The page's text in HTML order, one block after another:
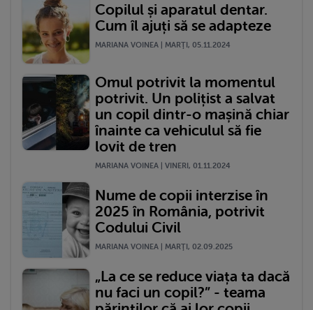
Copilul și aparatul dentar.
Cum îl ajuți să se adapteze
MARIANA VOINEA | MARŢI, 05.11.2024
Omul potrivit la momentul
potrivit. Un polițist a salvat
un copil dintr-o mașină chiar
înainte ca vehiculul să fie
lovit de tren
MARIANA VOINEA | VINERI, 01.11.2024
Nume de copii interzise în
2025 în România, potrivit
Codului Civil
MARIANA VOINEA | MARŢI, 02.09.2025
„La ce se reduce viața ta dacă
nu faci un copil?” - teama